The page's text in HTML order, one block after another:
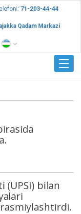
71-203-44-44
Qadam Markazi
(UPSI) bilan